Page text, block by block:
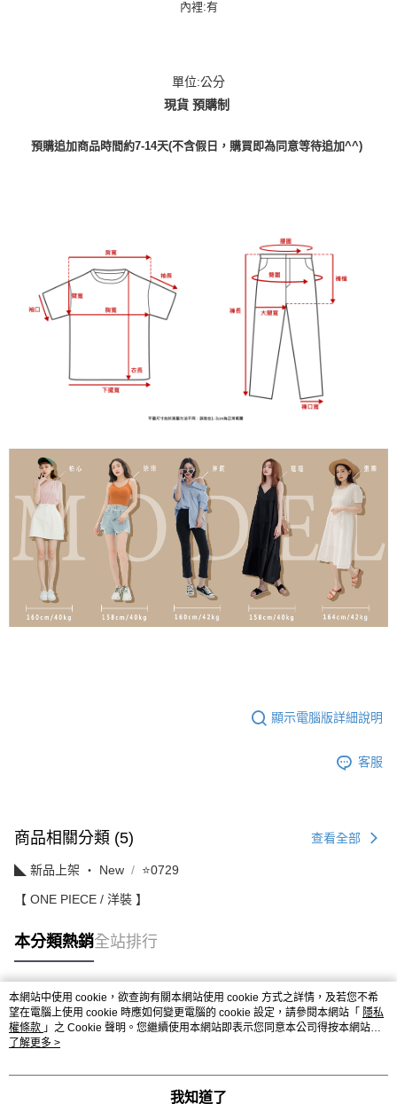
內裡:有
單位:公分
現貨 預購制
預購追加商品時間約7-14天(不含假日，購買即為同意等待追加^^)
顯示電腦版詳細說明
客服
商品相關分類 (5) 查看全部
◣ 新品上架 ‧ New ⭐0729
【 ONE PIECE / 洋裝 】
本分類熱銷全站排行
熱門標籤
本網站中使用 cookie，欲查詢有關本網站使用 cookie 方式之詳情，及若您不希
望在電腦上使用 cookie 時應如何變更電腦的 cookie 設定，請參閱本網站「 隱私
權條款 」之 Cookie 聲明。您繼續使用本網站即表示您同意本公司得按本網站使
用條款之 Cookie 聲明使用 cookie。
了解更多 >
我知道了